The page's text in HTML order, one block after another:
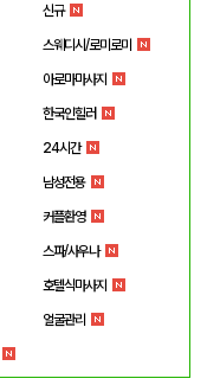
신규
스웨디시/로미로미
아로마마사지
한국인힐러
24시간
남성전용
커플환영
스파/사우나
호텔식마사지
얼굴관리